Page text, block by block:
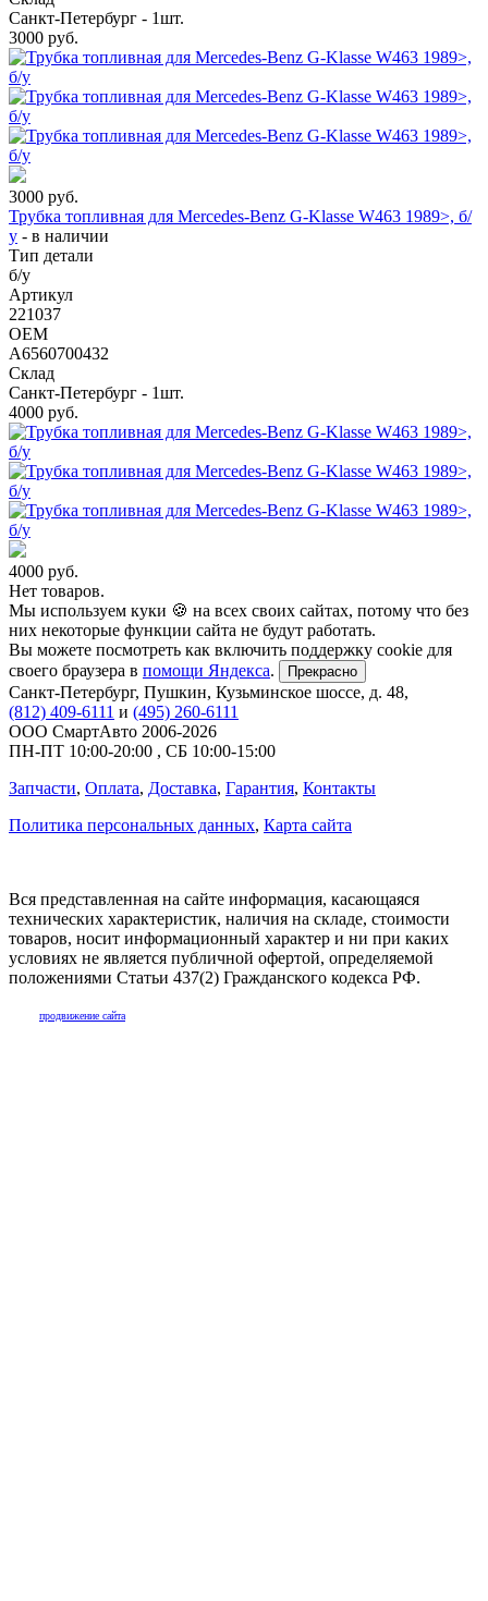
Санкт-Петербург - 1шт.
3000 руб.
3000 руб.
Трубка топливная для Mercedes-Benz G-Klasse W463 1989>, б/
у - в наличии
Тип детали
б/у
Артикул
221037
OEM
A6560700432
Склад
Санкт-Петербург - 1шт.
4000 руб.
4000 руб.
Нет товаров.
Мы используем куки 🍪 на всех своих сайтах, потому что без
них некоторые функции сайта не будут работать.
Вы можете посмотреть как включить поддержку cookie для
своего браузера в помощи Яндекса. Прекрасно
Санкт-Петербург, Пушкин, Кузьминское шоссе, д. 48,
(812) 409-6111 и (495) 260-6111
ООО СмартАвто 2006-2026
ПН-ПТ 10:00-20:00 , СБ 10:00-15:00
Запчасти, Оплата, Доставка, Гарантия, Контакты
Политика персональных данных, Карта сайта
Вся представленная на сайте информация, касающаяся
технических характеристик, наличия на складе, стоимости
товаров, носит информационный характер и ни при каких
условиях не является публичной офертой, определяемой
положениями Статьи 437(2) Гражданского кодекса РФ.
продвижение сайта